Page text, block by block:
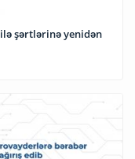
şərtlərinə yenidən